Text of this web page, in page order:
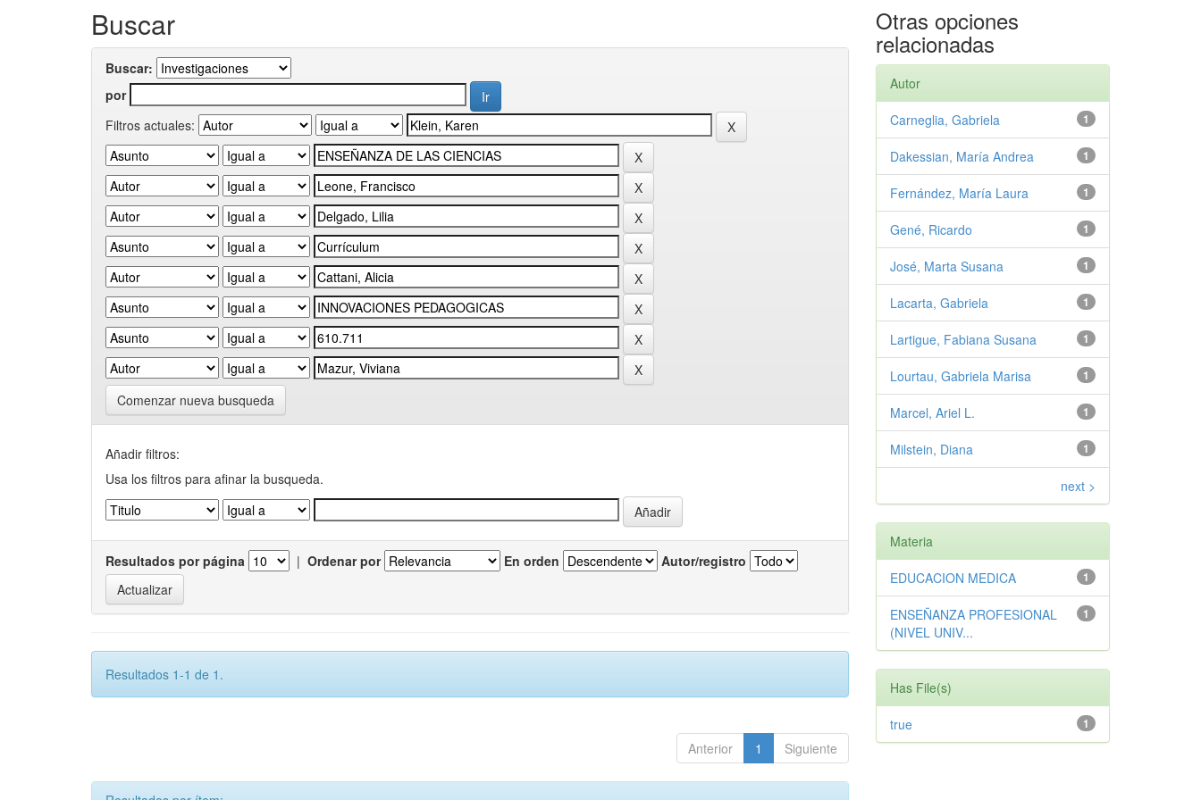
Buscar
Buscar:
por
Filtros actuales:
Comenzar nueva busqueda
Añadir filtros:
Usa los filtros para afinar la busqueda.
Resultados por página | Ordenar por En orden Autor/registro
Resultados 1-1 de 1.
Anterior 1 Siguiente
Otras opciones
relacionadas
Autor
1
Carneglia, Gabriela
1
Dakessian, María Andrea
1
Fernández, María Laura
1
Gené, Ricardo
1
José, Marta Susana
1
Lacarta, Gabriela
1
Lartigue, Fabiana Susana
1
Lourtau, Gabriela Marisa
1
Marcel, Ariel L.
1
Milstein, Diana
next >
Materia
1
EDUCACION MEDICA
1
ENSEÑANZA PROFESIONAL
(NIVEL UNIV...
Has File(s)
1
true